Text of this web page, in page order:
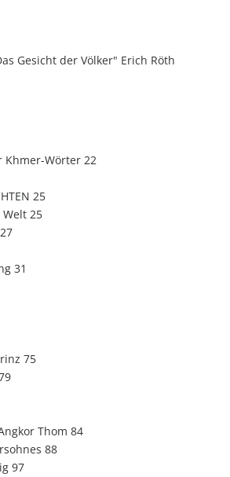
Gesicht der Völker" Erich Röth
Khmer-Wörter 22
25
25
31
75
Thom 84
88
97